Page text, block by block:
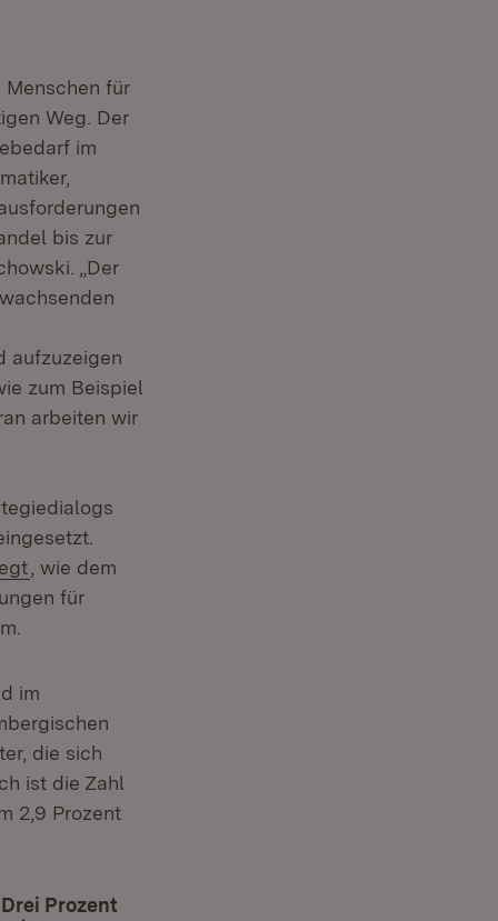
Menschen für
Weg. Der
im
bis zur
„Der
aufzuzeigen
zum Beispiel
arbeiten wir
, wie dem
für
im
die sich
ist die Zahl
2,9 Prozent
Prozent